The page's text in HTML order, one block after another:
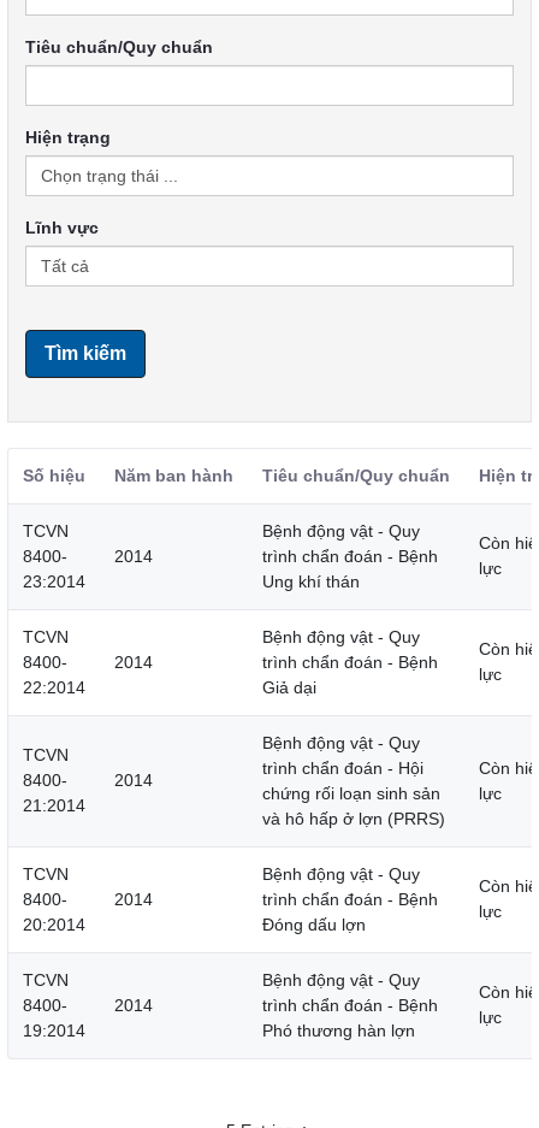
Tiêu chuẩn/Quy chuẩn
Hiện trạng
Lĩnh vực
Tìm kiếm
Số hiệu Năm ban hành Tiêu chuẩn/Quy chuẩn Hiện
TCVN
8400-
23:2014
2014
Bệnh động vật - Quy
trình chẩn đoán - Bệnh
Ung khí thán
Còn
lực
TCVN
8400-
22:2014
2014
Bệnh động vật - Quy
trình chẩn đoán - Bệnh
Giả dại
Còn
lực
TCVN
8400-
21:2014
2014
Bệnh động vật - Quy
trình chẩn đoán - Hội
chứng rối loạn sinh sản
và hô hấp ở lợn (PRRS)
Còn
lực
TCVN
8400-
20:2014
2014
Bệnh động vật - Quy
trình chẩn đoán - Bệnh
Đóng dấu lợn
Còn
lực
TCVN
8400-
19:2014
2014
Bệnh động vật - Quy
trình chẩn đoán - Bệnh
Phó thương hàn lợn
Còn
lực